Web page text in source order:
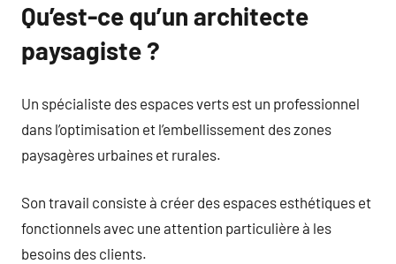
Qu’est-ce qu’un architecte
paysagiste ?
Un spécialiste des espaces verts est un professionnel
dans l’optimisation et l’embellissement des zones
paysagères urbaines et rurales.
Son travail consiste à créer des espaces esthétiques et
fonctionnels avec une attention particulière à les
besoins des clients.